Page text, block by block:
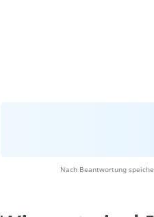
Nach Beantwortung